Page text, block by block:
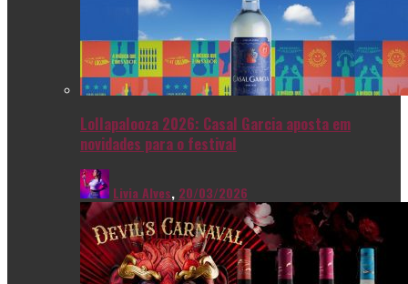
Lollapalooza 2026: Casal Garcia aposta em
novidades para o festival
Livia Alves, 20/03/2026